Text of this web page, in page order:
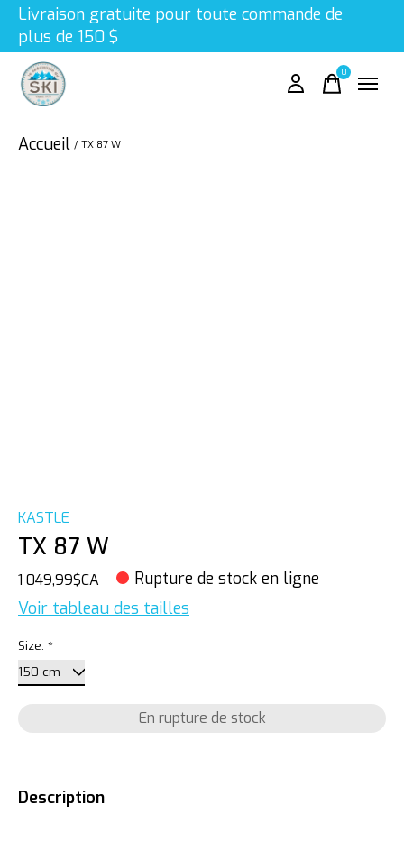
Livraison gratuite pour toute commande de
plus de 150 $
0items
Accueil / TX 87 W
KASTLE
TX 87 W
1 049,99$CA Rupture de stock en ligne
Voir tableau des tailles
Size: *
En rupture de stock
Description